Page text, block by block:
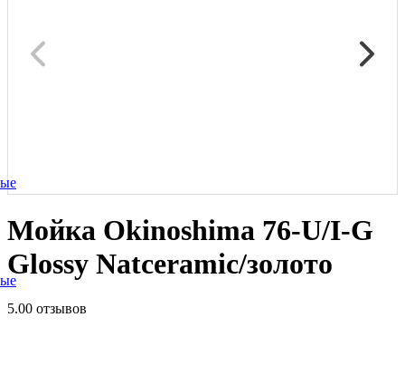
Мойка Okinoshima 76-U/I-G
Glossy Natceramic/золото
5.00 отзывов